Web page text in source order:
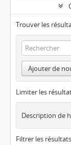
Trouver les
Ajouter de
Limiter les
Filtrer les